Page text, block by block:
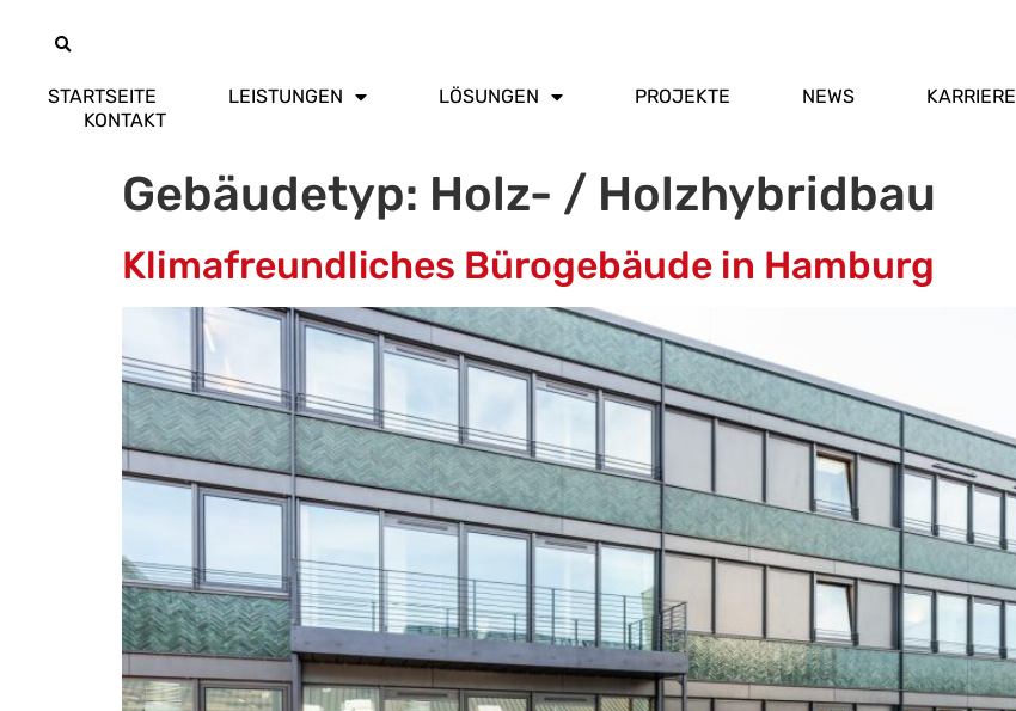
STARTSEITE LEISTUNGEN LÖSUNGEN PROJEKTE NEWS KARRIERE
KONTAKT
Gebäudetyp: Holz- / Holzhybridbau
Klimafreundliches Bürogebäude in Hamburg